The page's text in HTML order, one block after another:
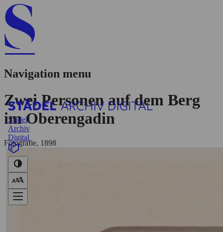
Navigation menu
Städel
Archiv
Digital
Zwei Personen auf dem Berg
im Oberengadin
Fotografie, 1898